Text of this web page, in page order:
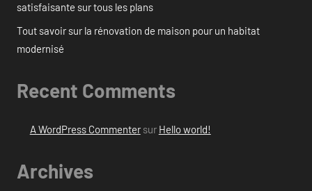
satisfaisante sur tous les plans
Tout savoir sur la rénovation de maison pour un habitat
modernisé
Recent Comments
A WordPress Commentersur Hello world!
Archives